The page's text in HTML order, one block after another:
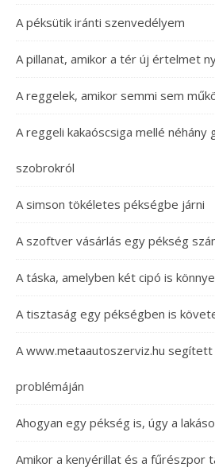
A péksütik iránti szenvedélyem
A pillanat, amikor a tér új értelmet
A reggelek, amikor semmi sem
A reggeli kakaóscsiga mellé néhány
szobrokról
A simson tökéletes pékségbe járni
A szoftver vásárlás egy pékség
A táska, amelyben két cipó is
A tisztaság egy pékségben is
A www.metaautoszerviz.hu segített
problémáján
Ahogyan egy pékség is, úgy a
Amikor a kenyérillat és a fűrészpor